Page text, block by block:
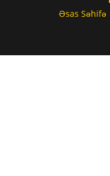
Əsas Səhifə